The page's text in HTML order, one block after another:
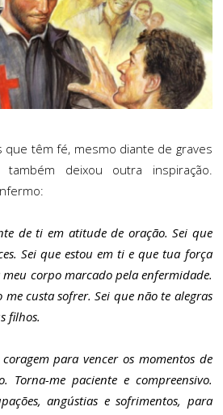
que têm fé, mesmo diante de graves
também deixou outra inspiração.
de ti em atitude de oração. Sei que
Sei que estou em ti e que tua força
corpo marcado pela enfermidade.
me custa sofrer. Sei que não te alegras
filhos.
para vencer os momentos de
Torna-me paciente e compreensivo.
angústias e sofrimentos, para